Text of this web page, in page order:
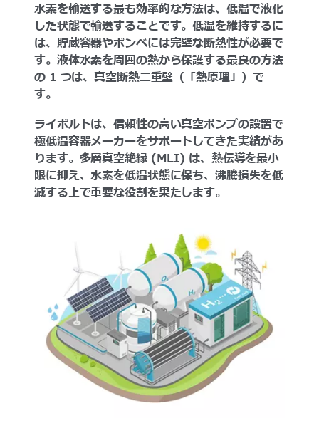
水素を輸送する最も効率的な方法は、低温で液化
した状態で輸送することです。低温を維持するに
は、貯蔵容器やボンベには完璧な断熱性が必要で
す。液体水素を周囲の熱から保護する最良の方法
の 1 つは、真空断熱二重壁（「熱原理」）で
す。
ライボルトは、信頼性の高い真空ポンプの設置で
極低温容器メーカーをサポートしてきた実績があ
ります。多層真空絶縁 (MLI) は、熱伝導を最小
限に抑え、水素を低温状態に保ち、沸騰損失を低
減する上で重要な役割を果たします。